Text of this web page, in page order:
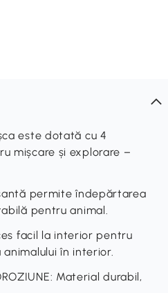
este dotată cu 4
mișcare și explorare –
permite îndepărtarea
pentru animal.
facil la interior pentru
în interior.
Material durabil,